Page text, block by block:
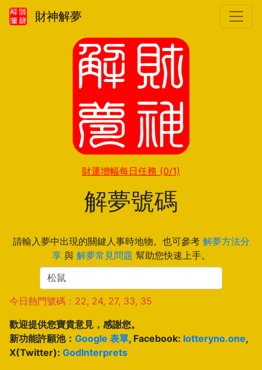
財神解夢
財運增幅每日任務 (0/1)
解夢號碼
請輸入夢中出現的關鍵人事時地物。也可參考 解夢方法分
享與 解夢常見問題 幫助您快速上手。
今日熱門號碼：22, 24, 27, 33, 35
歡迎提供您寶貴意見，感謝您。
新功能許願池： Google 表單, Facebook: lotteryno.one,
X(Twitter): GodInterprets